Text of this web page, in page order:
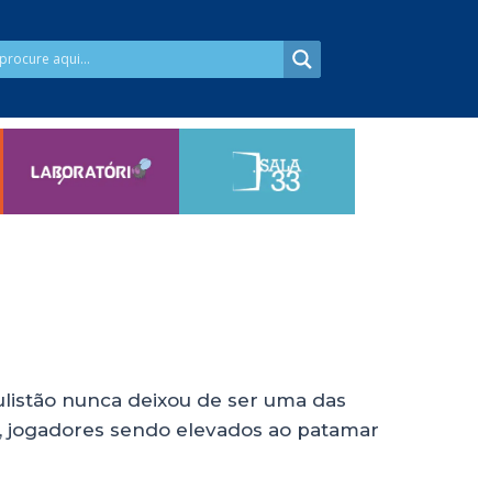
nunca deixou de ser uma das
sendo elevados ao patamar